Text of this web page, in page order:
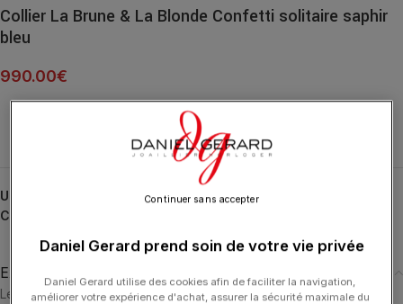
Collier La Brune & La Blonde Confetti solitaire saphir
bleu
990.00€
UGS :
Catégorie :
Expédition & Livraison
Les produits en stock sont généralement expédiés dans un délai
Daniel Gerard prend soin de votre vie privée
Daniel Gerard utilise des cookies afin de faciliter la navigation,
améliorer votre expérience d'achat, assurer la sécurité maximale du
Continuer sans accepter